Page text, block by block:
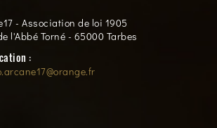
- Association de loi 1905
l'Abbé Torné - 65000 Tarbes
: